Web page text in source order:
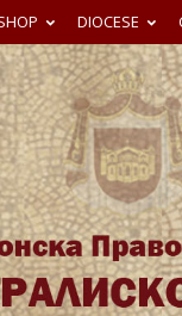
DIOCESE